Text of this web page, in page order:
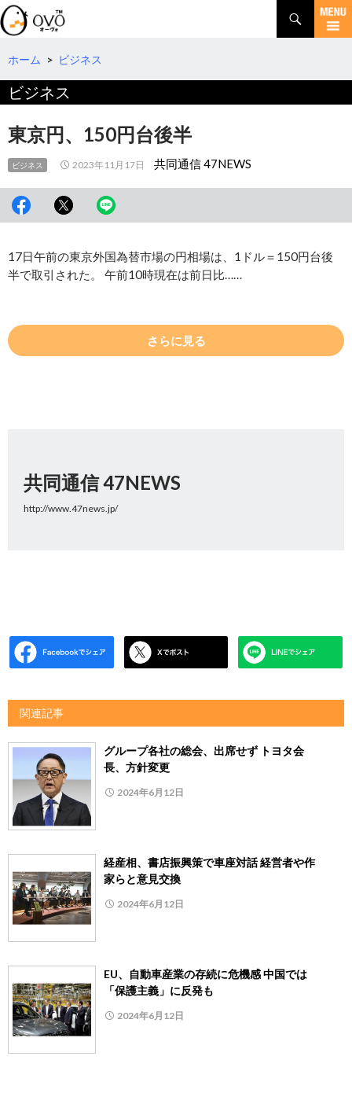
検
索
コ
テ
へ
移
動
ホーム > ビジネス
ビジネス
東京円、150円台後半
ビジネス 2023年11月17日 共同通信 47NEWS
17日午前の東京外国為替市場の円相場は、1ドル＝150円台後
半で取引された。 午前10時現在は前日比……
さらに見る
共同通信 47NEWS
http://www.47news.jp/
関連記事
グループ各社の総会、出席せず トヨタ会
長、方針変更
2024年6月12日
経産相、書店振興策で車座対話 経営者や作
家らと意見交換
2024年6月12日
EU、自動車産業の存続に危機感 中国では
「保護主義」に反発も
2024年6月12日